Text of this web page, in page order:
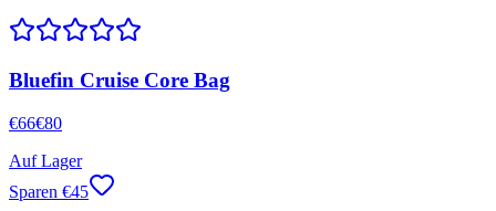
Bluefin Cruise Core Bag
€66€80
Auf Lager
Sparen €45